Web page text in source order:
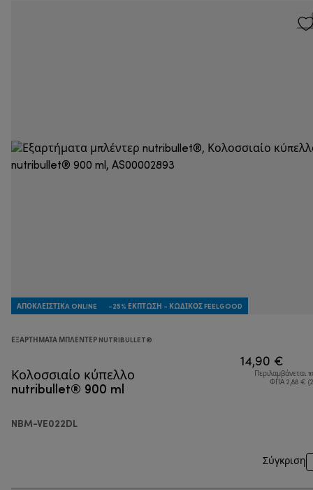
ΑΠΟΚΛΕΙΣΤΙΚA ONLINE -25% ΈΚΠΤΩΣΗ - ΚΩΔΙΚΌΣ FEELGOOD
ΕΞΑΡΤΉΜΑΤΑ ΜΠΛΈΝΤΕΡ NUTRIBULLET®
Κολοσσιαίο κύπελλο
nutribullet® 900 ml
NBM-VE022DL
14,90 €
Περιλαμβάνεται
ΦΠΑ 2,88 €
Σύγκριση